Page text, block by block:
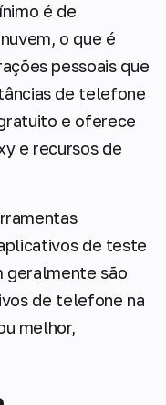
é de
o que é
pessoais que
de telefone
e oferece
e recursos de
de teste
geralmente são
de telefone na
melhor,